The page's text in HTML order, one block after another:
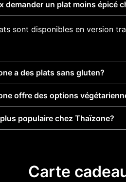
demander un plat moins épicé
sont disponibles en version
a des plats sans gluten?
offre des options
populaire chez Thaïzone?
Carte